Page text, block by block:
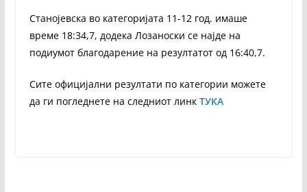
Станојевска во категоријата 11-12 год. имаше
време 18:34,7, додека Лозаноски се најде на
подиумот благодарение на резултатот од 16:40,7.
Сите официјални резултати по категории можете
да ги погледнете на следниот линк ТУКА